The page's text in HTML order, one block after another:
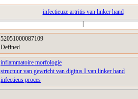
infectieuze artritis van linker hand
|
52051000087109
Defined
inflammatoire morfologie
structuur van gewricht van digitus I van linker hand
infectieus proces